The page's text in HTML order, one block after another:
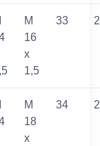
M
16
x
1,5
33
M
18
x
34